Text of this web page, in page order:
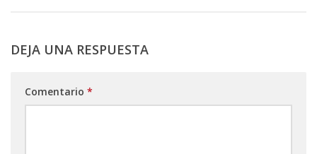
DEJA UNA RESPUESTA
Comentario *